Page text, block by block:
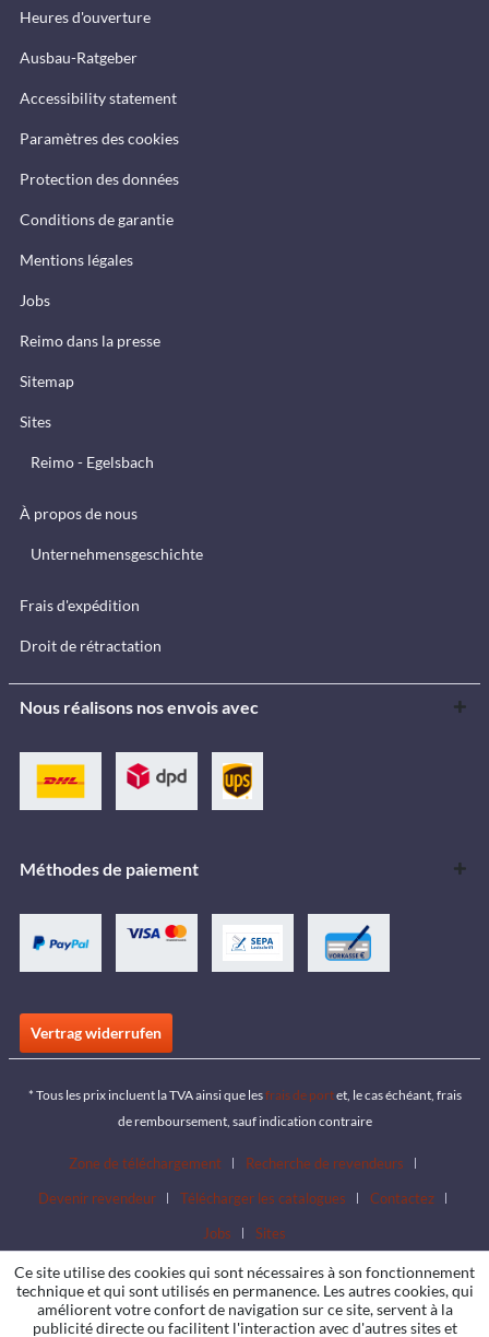
Heures d'ouverture
Ausbau-Ratgeber
Accessibility statement
Paramètres des cookies
Protection des données
Conditions de garantie
Mentions légales
Jobs
Reimo dans la presse
Sitemap
Sites
Reimo - Egelsbach
À propos de nous
Unternehmensgeschichte
Frais d'expédition
Droit de rétractation
Nous réalisons nos envois avec
Méthodes de paiement
Vertrag widerrufen
* Tous les prix incluent la TVA ainsi que lesfrais de portet, le cas échéant, frais
de remboursement, sauf indication contraire
Zone de téléchargement
Recherche de revendeurs
Devenir revendeur
Télécharger les catalogues
Contactez
Jobs
Sites
Ce site utilise des cookies qui sont nécessaires à son fonctionnement
technique et qui sont utilisés en permanence. Les autres cookies, qui
améliorent votre confort de navigation sur ce site, servent à la
publicité directe ou facilitent l'interaction avec d'autres sites et